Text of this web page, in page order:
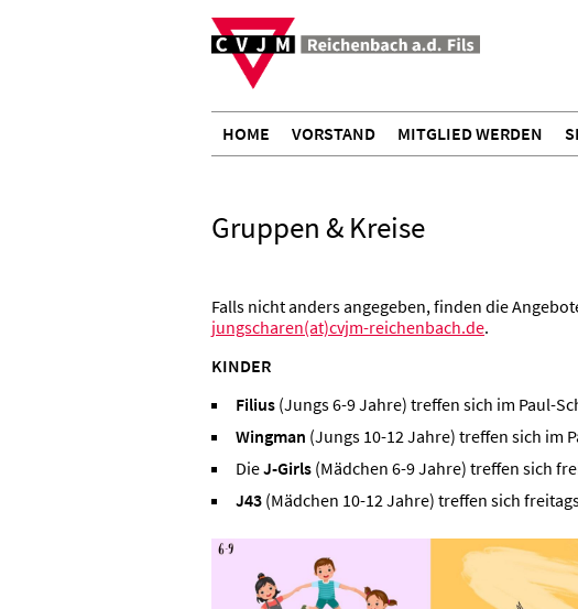
HOME VORSTAND MITGLIED WERDEN
Gruppen & Kreise
Falls nicht anders angegeben, finden die
jungscharen(at)cvjm-reichenbach.de.
KINDER
Filius (Jungs 6-9 Jahre) treffen sich im Paul-
Wingman (Jungs 10-12 Jahre) treffen sich im
DieJ-Girls (Mädchen 6-9 Jahre) treffen sich
J43 (Mädchen 10-12 Jahre) treffen sich